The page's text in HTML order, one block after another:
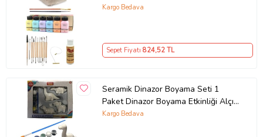
Akrilik Boya 6x75 Ml Pastel Renkler
Kargo Bedava
Sepet Fiyatı 824,52 TL
Seramik Dinazor Boyama Seti 1
Paket Dinazor Boyama Etkinliği Alçı
4 Adet Dinazor Modeli 6 Renk Boya
Kargo Bedava